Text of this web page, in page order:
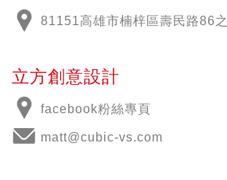
81151高雄市楠梓區壽民路86
立方創意設計
facebook粉絲專頁
matt@cubic-vs.com